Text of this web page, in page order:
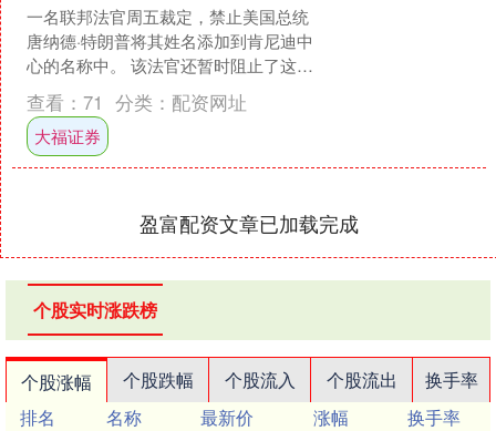
一名联邦法官周五裁定，禁止美国总统
唐纳德·特朗普将其姓名添加到肯尼迪中
心的名称中。 该法官还暂时阻止了这座
位于华盛顿特区的文化地标建筑因翻新
工程而关闭两年。 法....
查看： 71 分类： 配资网址
大福证券
盈富配资文章已加载完成
个股实时涨跌榜
个股涨幅 个股跌幅 个股流入 个股流出
换手率
排名
名称 最新价 涨幅
换手率